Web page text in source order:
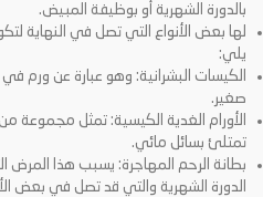
بالدورة الشهرية أو بوظيفة المبيض.
لها بعض الأنواع التي تصل في النهاية
يلي:
الكيسات البشرانية: وهو عبارة عن ورم
صغير.
الأورام الغدية الكيسية: تمثل مجموعة من
تمتلئ بسائل مائي.
بطانة الرحم المهاجرة: يسبب هذا المرض
الدورة الشهرية والتي قد تصل في بعض